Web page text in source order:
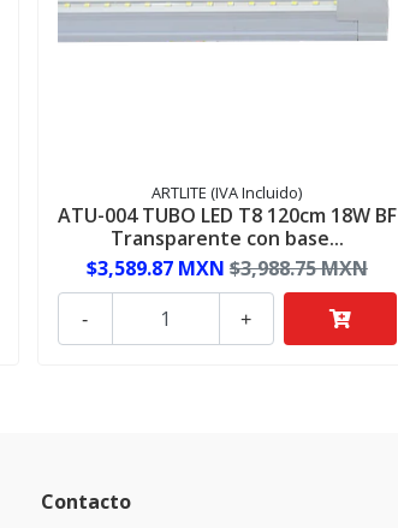
ARTLITE (IVA Incluido)
ATU-004 TUBO LED T8 120cm 18W BF
Transparente con base...
$3,589.87 MXN $3,988.75 MXN
+
-
Contacto